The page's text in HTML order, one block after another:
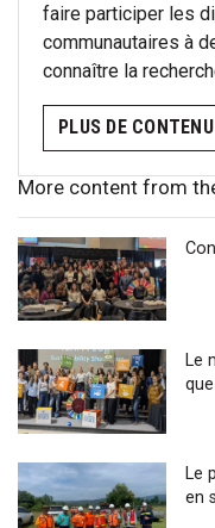
faire participer les
communautaires à
connaître la
PLUS DE
More content from
Le
Le
en